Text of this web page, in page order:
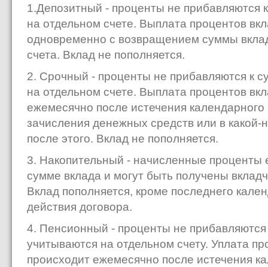
1.Депозитный - проценты не прибавляются
на отдельном счете. Выплата процентов
одновременно с возвращением суммы
счета. Вклад не пополняется.
2. Срочный - проценты не прибавляются к
на отдельном счете. Выплата процентов
ежемесячно после истечения
зачисления денежных средств или в какой-
после этого. Вклад не пополняется.
3. Накопительный - начисленные проценты
сумме вклада и могут быть получены
Вклад пополняется, кроме последнего
действия договора.
4. Пенсионный - проценты не
учитываются на отдельном счету. Уплата
происходит ежемесячно после истечения